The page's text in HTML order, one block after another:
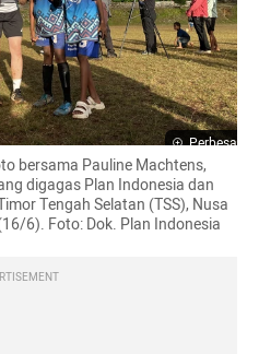
Perbesar
bersama Pauline Machtens,
digagas Plan Indonesia dan
Tengah Selatan (TSS), Nusa
6). Foto: Dok. Plan Indonesia